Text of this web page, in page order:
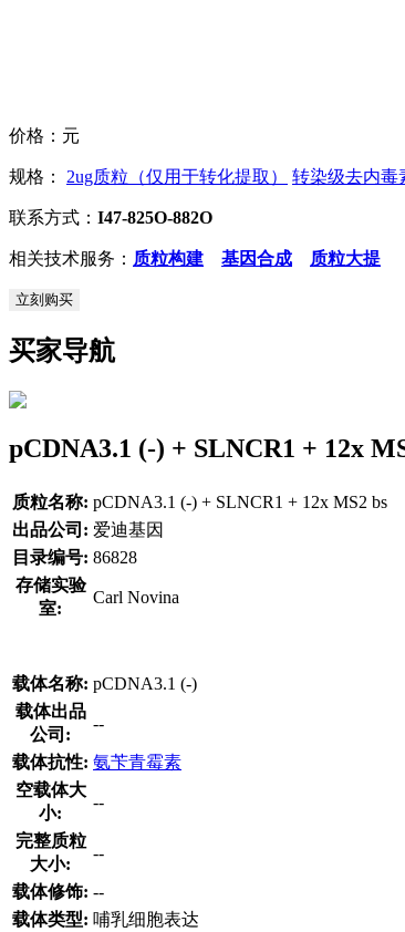
价格： 元
规格： 2ug质粒（仅用于转化提取） 转染级去内毒
联系方式： I47-825O-882O
相关技术服务： 质粒构建 基因合成 质粒大提
立刻购买
买家导航
pCDNA3.1 (-) + SLNCR1 + 12x
质粒名称: pCDNA3.1 (-) + SLNCR1 + 12x MS2 bs
出品公司: 爱迪基因
目录编号: 86828
存储实验
室:
Carl Novina
载体名称: pCDNA3.1 (-)
载体出品
公司:
--
载体抗性: 氨苄青霉素
空载体大
小:
--
完整质粒
大小:
--
载体修饰: --
载体类型: 哺乳细胞表达